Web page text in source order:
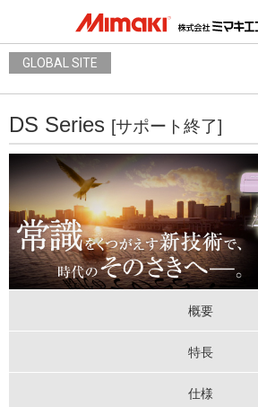
GLOBAL SITE
DS Series [サポート終了]
概要
特長
仕様